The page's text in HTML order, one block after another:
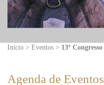
Início > Eventos > 13º Congresso
Agenda de Eventos